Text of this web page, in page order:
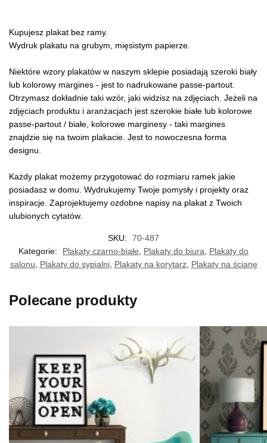
Kupujesz plakat bez ramy.
Wydruk plakatu na grubym, mięsistym papierze.
Niektóre wzory plakatów w naszym sklepie posiadają szeroki biały
lub kolorowy margines - jest to nadrukowane passe-partout.
Otrzymasz dokładnie taki wzór, jaki widzisz na zdjęciach. Jeżeli na
zdjęciach produktu i aranżacjach jest szerokie białe lub kolorowe
passe-partout / białe, kolorowe marginesy - taki margines
znajdzie się na twoim plakacie. Jest to nowoczesna forma
designu.
Każdy plakat możemy przygotować do rozmiaru ramek jakie
posiadasz w domu. Wydrukujemy Twoje pomysły i projekty oraz
inspiracje. Zaprojektujemy ozdobne napisy na plakat z Twoich
ulubionych cytatów.
SKU:
70-487
Kategorie:
Plakaty czarno-białe, Plakaty do biura, Plakaty do
salonu, Plakaty do sypialni, Plakaty na korytarz, Plakaty na ścianę
Polecane produkty